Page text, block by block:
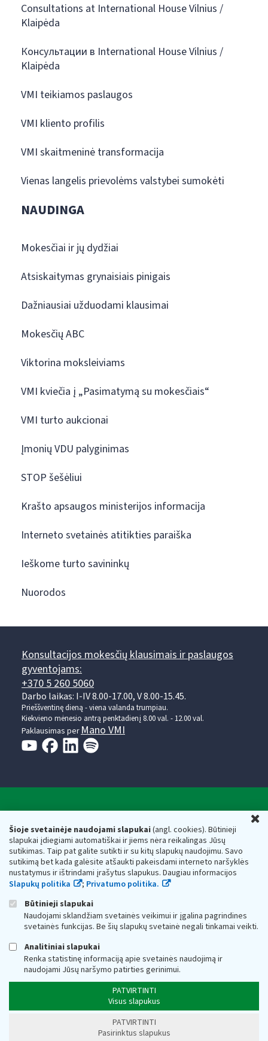
Šioje svetainėje naudojami slapukai(angl. cookies). Būtinieji
slapukai įdiegiami automatiškai ir jiems nėra reikalingas Jūsų
sutikimas. Taip pat galite sutikti ir su kitų slapukų naudojimu. Savo
sutikimą bet kada galėsite atšaukti pakeisdami interneto naršyklės
nustatymus ir ištrindami įrašytus slapukus. Daugiau informacijos
Slapukų politika
; Privatumo politika.
Būtinieji slapukai
Naudojami sklandžiam svetainės veikimui ir įgalina pagrindines
svetainės funkcijas. Be šių slapukų svetainė negali tinkamai veikti.
Analitiniai slapukai
Renka statistinę informaciją apie svetainės naudojimą ir
naudojami Jūsų naršymo patirties gerinimui.
PATVIRTINTI
Visus slapukus
PATVIRTINTI
Pasirinktus slapukus
Consultations at International House Vilnius /
Klaipėda
Консультации в International House Vilnius /
Klaipėda
VMI teikiamos paslaugos
VMI kliento profilis
VMI skaitmeninė transformacija
Vienas langelis prievolėms valstybei sumokėti
NAUDINGA
Mokesčiai ir jų dydžiai
Atsiskaitymas grynaisiais pinigais
Dažniausiai užduodami klausimai
Mokesčių ABC
Viktorina moksleiviams
VMI kviečia į „Pasimatymą su mokesčiais“
VMI turto aukcionai
Įmonių VDU palyginimas
STOP šešėliui
Krašto apsaugos ministerijos informacija
Interneto svetainės atitikties paraiška
Ieškome turto savininkų
Nuorodos
Konsultacijos mokesčių klausimais ir paslaugos
gyventojams:
+370 5 260 5060
Darbo laikas: I-IV 8.00-17.00, V 8.00-15.45.
Prieššventinę dieną - viena valanda trumpiau.
Kiekvieno mėnesio antrą penktadienį 8.00 val. - 12.00 val.
Paklausimas per Mano VMI
Respublikos finansų ministerijos
Biudžetinė įstaiga. Juridinio asmens kodas — 188659752,
adresas: Vasario 16-osios g. 14, 01107 Vilnius, Lietuva, el.paštas:
vmi@vmi.lt, E. pristatymo dėžutės adresas 188659752
Duomenys apie Valstybinę mokesčių inspekciją prie Lietuvos
Respublikos finansų ministerijos kaupiami ir saugomi Juridinių